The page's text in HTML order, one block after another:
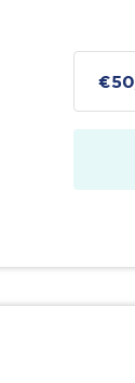
€50